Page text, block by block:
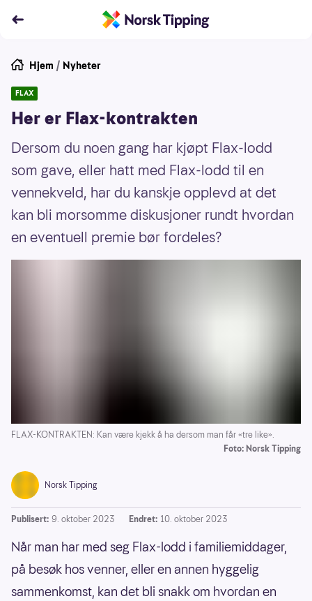
Hjem / Nyheter
FLAX
Her er Flax-kontrakten
Dersom du noen gang har kjøpt Flax-lodd
som gave, eller hatt med Flax-lodd til en
vennekveld, har du kanskje opplevd at det
kan bli morsomme diskusjoner rundt hvordan
en eventuell premie bør fordeles?
FLAX-KONTRAKTEN: Kan være kjekk å ha dersom man får «tre like».
Foto: Norsk Tipping
Norsk Tipping
Publisert: 9. oktober 2023 Endret: 10. oktober 2023
Når man har med seg Flax-lodd i familiemiddager,
på besøk hos venner, eller en annen hyggelig
sammenkomst, kan det bli snakk om hvordan en